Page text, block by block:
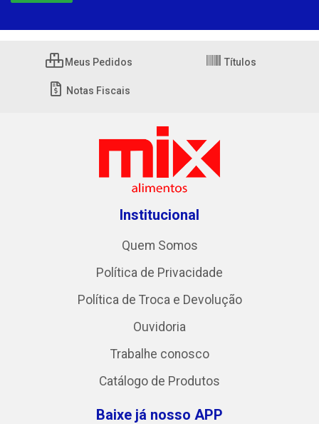
Meus Pedidos Títulos
Notas Fiscais
Institucional
Quem Somos
Política de Privacidade
Política de Troca e Devolução
Ouvidoria
Trabalhe conosco
Catálogo de Produtos
Baixe já nosso APP